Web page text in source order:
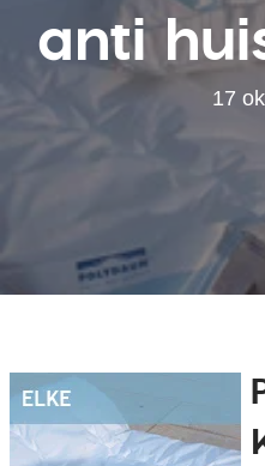
anti
17